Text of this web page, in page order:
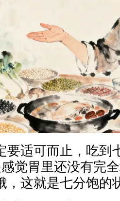
要适可而止，吃到
觉胃里还没有完
，这就是七分饱的